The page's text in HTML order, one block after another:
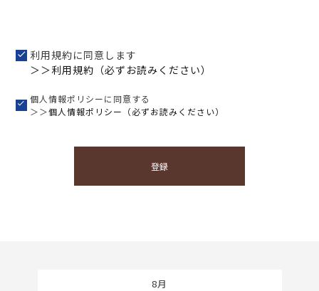
利用規約に同意します
＞＞利用規約（必ずお読みください）
個人情報ポリシーに同意する
＞＞個人情報ポリシー（必ずお読みください）
登録
8月